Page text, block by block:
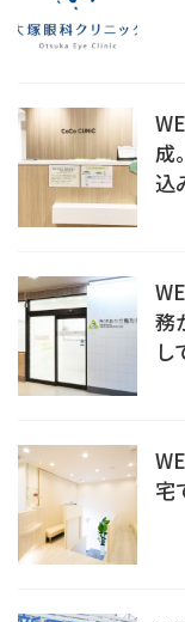
成
込
務
し
宅